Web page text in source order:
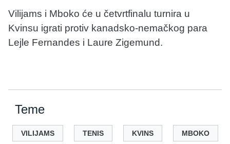
Vilijams i Mboko će u četvrtfinalu turnira u
Kvinsu igrati protiv kanadsko-nemačkog para
Lejle Fernandes i Laure Zigemund.
Teme
VILIJAMS TENIS KVINS MBOKO